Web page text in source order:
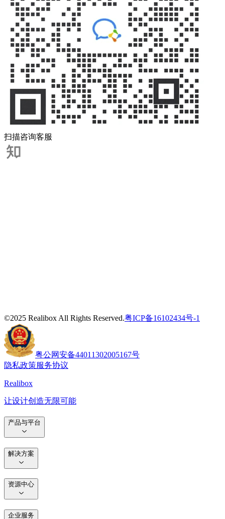
扫描咨询客服
©2025 Realibox All Rights Reserved.粤ICP备16102434号-1
粤公网安备44011302005167号
隐私政策服务协议
Realibox
让设计创造无限可能
产品与平台
解决方案
资源中心
企业服务